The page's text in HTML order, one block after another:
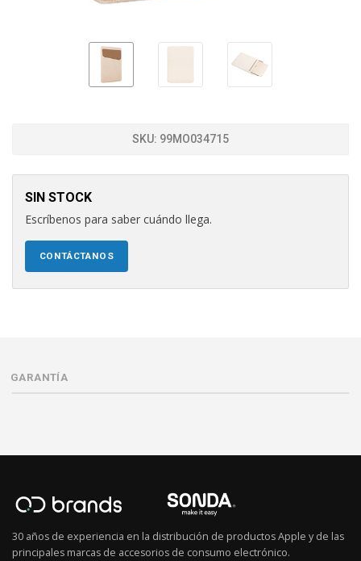
SKU: 99MO034715
SIN STOCK
Escríbenos para saber cuándo llega.
CONTÁCTANOS
GARANTÍA
30 años de experiencia en la distribución de productos Apple y de las
principales marcas de accesorios de consumo electrónico.